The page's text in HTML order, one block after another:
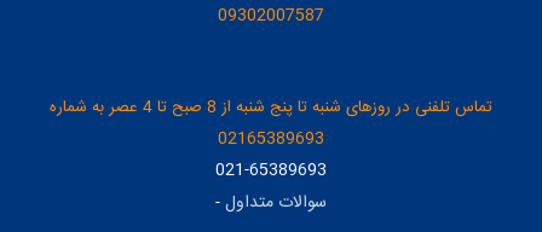
09302007587
تماس تلفنی در روزهای شنبه تا پنج شنبه از 8 صبح تا 4 عصر به شماره
02165389693
021-65389693
سوالات متداول-